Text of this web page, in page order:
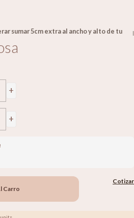
sumar 5cm extra al ancho y alto de tu |
+
+
Carro
Cotizar